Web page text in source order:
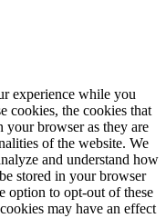
experience while you
cookies, the cookies that
your browser as they are
of the website. We
and understand how
stored in your browser
option to opt-out of these
may have an effect